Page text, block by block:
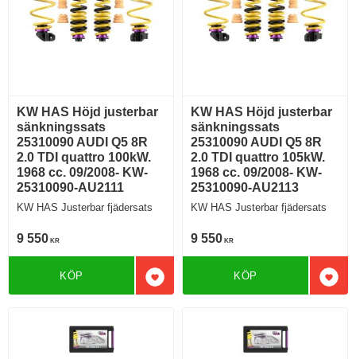
KW HAS Höjd justerbar
sänkningssats
25310090 AUDI Q5 8R
2.0 TDI quattro 100kW.
1968 cc. 09/2008- KW-
25310090-AU2111
KW HAS Justerbar fjädersats
9 550 KR
Lägg till i favoriter
KÖP
KW HAS Höjd justerbar
sänkningssats
25310090 AUDI Q5 8R
2.0 TDI quattro 105kW.
1968 cc. 09/2008- KW-
25310090-AU2113
KW HAS Justerbar fjädersats
9 550 KR
KÖP